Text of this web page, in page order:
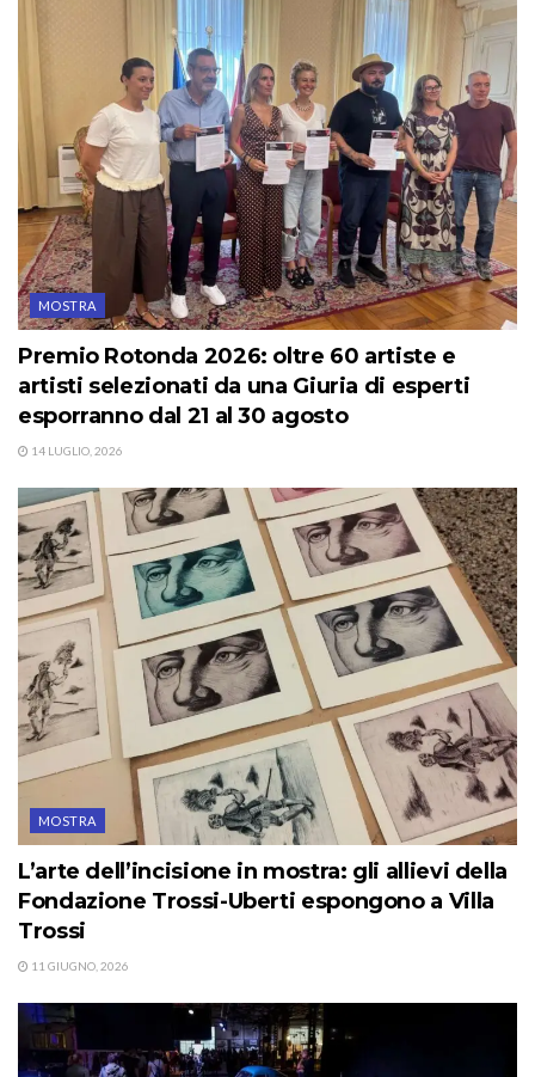
MOSTRA
Premio Rotonda 2026: oltre 60 artiste e
artisti selezionati da una Giuria di esperti
esporranno dal 21 al 30 agosto
14 LUGLIO, 2026
MOSTRA
L’arte dell’incisione in mostra: gli allievi della
Fondazione Trossi-Uberti espongono a Villa
Trossi
11 GIUGNO, 2026